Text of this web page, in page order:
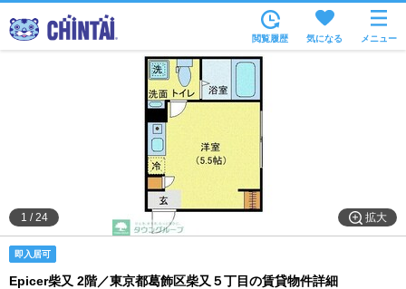
沿線・駅から
住所から
通勤通学時間から
物件特集から
閲覧履歴 気になる メニュー
拡大
1 /24
即入居可
Epicer柴又 2階／東京都葛飾区柴又５丁目の賃貸物件詳細